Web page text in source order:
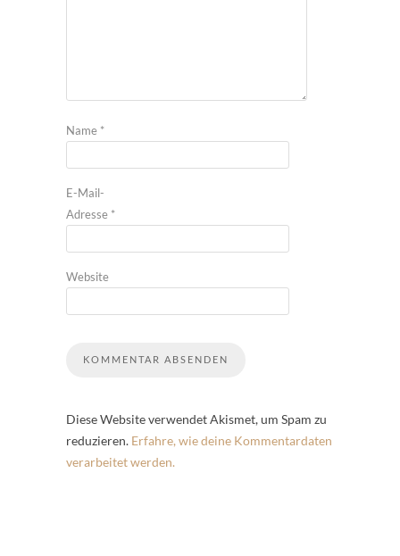
Name *
E-Mail-
Adresse *
Website
Diese Website verwendet Akismet, um Spam zu
reduzieren. Erfahre, wie deine Kommentardaten
verarbeitet werden.